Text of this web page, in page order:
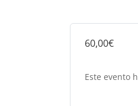
60,00€
Este evento